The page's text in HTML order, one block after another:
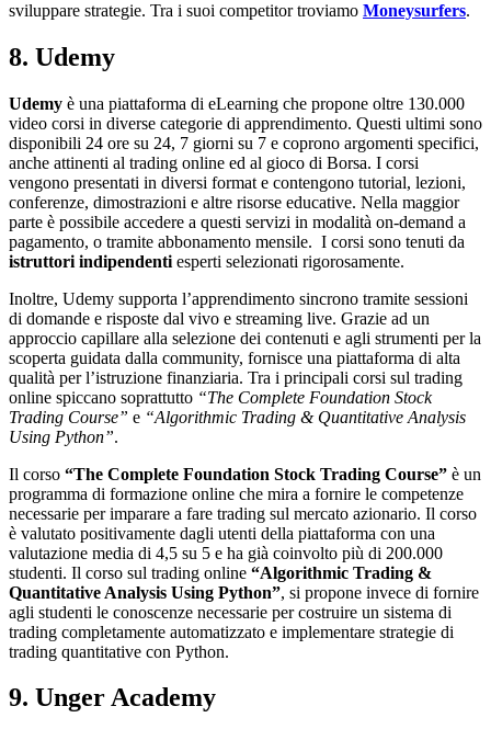
sviluppare strategie. Tra i suoi competitor troviamo Moneysurfers.
8. Udemy
Udemy è una piattaforma di eLearning che propone oltre 130.000
video corsi in diverse categorie di apprendimento. Questi ultimi sono
disponibili 24 ore su 24, 7 giorni su 7 e coprono argomenti specifici,
anche attinenti al trading online ed al gioco di Borsa. I corsi
vengono presentati in diversi format e contengono tutorial, lezioni,
conferenze, dimostrazioni e altre risorse educative. Nella maggior
parte è possibile accedere a questi servizi in modalità on-demand a
pagamento, o tramite abbonamento mensile. I corsi sono tenuti da
istruttori indipendenti esperti selezionati rigorosamente.
Inoltre, Udemy supporta l’apprendimento sincrono tramite sessioni
di domande e risposte dal vivo e streaming live. Grazie ad un
approccio capillare alla selezione dei contenuti e agli strumenti per la
scoperta guidata dalla community, fornisce una piattaforma di alta
qualità per l’istruzione finanziaria. Tra i principali corsi sul trading
online spiccano soprattutto “The Complete Foundation Stock
Trading Course” e “Algorithmic Trading & Quantitative Analysis
Using Python”.
Il corso “The Complete Foundation Stock Trading Course” è un
programma di formazione online che mira a fornire le competenze
necessarie per imparare a fare trading sul mercato azionario. Il corso
è valutato positivamente dagli utenti della piattaforma con una
valutazione media di 4,5 su 5 e ha già coinvolto più di 200.000
studenti. Il corso sul trading online “Algorithmic Trading &
Quantitative Analysis Using Python”, si propone invece di fornire
agli studenti le conoscenze necessarie per costruire un sistema di
trading completamente automatizzato e implementare strategie di
trading quantitative con Python.
9. Unger Academy